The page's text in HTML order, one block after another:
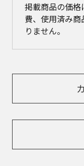
掲載商品の価
費、使用済み
りません。